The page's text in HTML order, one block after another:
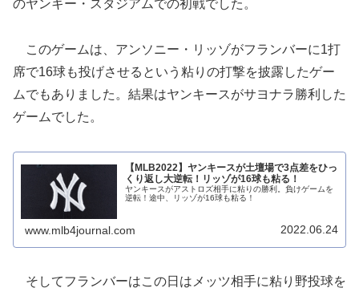
のヤンキー・スタジアムでの初戦でした。
このゲームは、アンソニー・リッゾがフランバーに1打
席で16球も投げさせるという粘りの打撃を披露したゲー
ムでもありました。結果はヤンキースがサヨナラ勝利した
ゲームでした。
【MLB2022】ヤンキースが土壇場で3点差をひっ
くり返し大逆転！リッゾが16球も粘る！
ヤンキースがアストロズ相手に粘りの勝利。負けゲームを
逆転！途中、リッゾが16球も粘る！
www.mlb4journal.com 2022.06.24
そしてフランバーはこの日はメッツ相手に粘り野投球を